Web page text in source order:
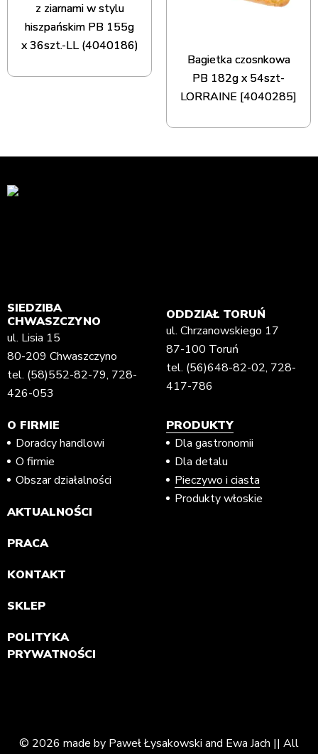
z ziarnami w stylu
hiszpańskim PB 155g
x 36szt.-LL (4040186)
Bagietka czosnkowa
PB 182g x 54szt-
LORRAINE [4040285]
SIEDZIBA
CHWASZCZYNO
ul. Lisia 15
80-209 Chwaszczyno
tel. (58)552-82-79, 728-
426-053
ODDZIAŁ TORUŃ
ul. Chrzanowskiego 17
87-100 Toruń
tel. (56)648-82-02, 728-
417-786
O FIRMIE
Doradcy handlowi
O firmie
Obszar działalności
AKTUALNOŚCI
PRACA
KONTAKT
SKLEP
POLITYKA
PRYWATNOŚCI
PRODUKTY
Dla gastronomii
Dla detalu
Pieczywo i ciasta
Produkty włoskie
© 2026 made by Paweł Łysakowski and Ewa Jach || All